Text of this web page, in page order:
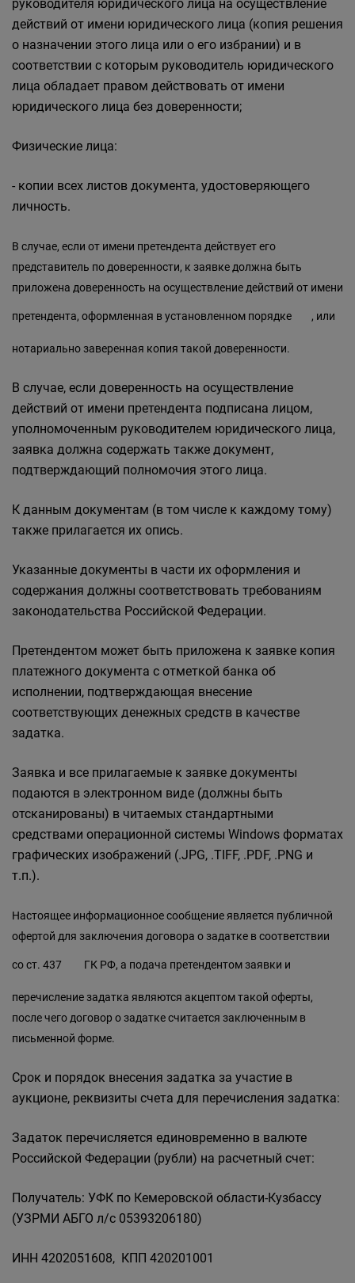
руководителя юридического лица на осуществление
действий от имени юридического лица (копия решения
о назначении этого лица или о его избрании) и в
соответствии с которым руководитель юридического
лица обладает правом действовать от имени
юридического лица без доверенности;
Физические лица:
- копии всех листов документа, удостоверяющего
личность.
В случае, если от имени претендента действует его
представитель по доверенности, к заявке должна быть
приложена доверенность на осуществление действий от имени
претендента, оформленная в установленном порядке , или
нотариально заверенная копия такой доверенности.
В случае, если доверенность на осуществление
действий от имени претендента подписана лицом,
уполномоченным руководителем юридического лица,
заявка должна содержать также документ,
подтверждающий полномочия этого лица.
К данным документам (в том числе к каждому тому)
также прилагается их опись.
Указанные документы в части их оформления и
содержания должны соответствовать требованиям
законодательства Российской Федерации.
Претендентом может быть приложена к заявке копия
платежного документа с отметкой банка об
исполнении, подтверждающая внесение
соответствующих денежных средств в качестве
задатка.
Заявка и все прилагаемые к заявке документы
подаются в электронном виде (должны быть
отсканированы) в читаемых стандартными
средствами операционной системы Windows форматах
графических изображений (.JPG, .TIFF, .PDF, .PNG и
т.п.).
Настоящее информационное сообщение является публичной
офертой для заключения договора о задатке в соответствии
сост. 437 ГК РФ, а подача претендентом заявки и
перечисление задатка являются акцептом такой оферты,
после чего договор о задатке считается заключенным в
письменной форме.
Срок и порядок внесения задатка за участие в
аукционе, реквизиты счета для перечисления задатка:
Задаток перечисляется единовременно в валюте
Российской Федерации (рубли) на расчетный счет:
Получатель: УФК по Кемеровской области-Кузбассу
(УЗРМИ АБГО л/с 05393206180)
ИНН 4202051608, КПП 420201001